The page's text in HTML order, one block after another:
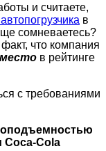
и считаете,
в
сомневаетесь?
что компания
в рейтинге
с требованиями
Coca-Cola